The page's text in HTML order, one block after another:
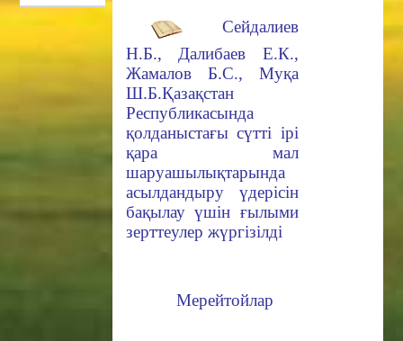
Сейдалиев
Н.Б., Далибаев Е.К.,
Жамалов Б.С., Муқа
Ш.Б.Қазақстан
Республикасында
қолданыстағы сүтті ipi
қара мал
шаруашылықтарында
асылдандыру үдерісін
бақылау үшін ғылыми
зерттеулер жүргізілді
Мерейтойлар